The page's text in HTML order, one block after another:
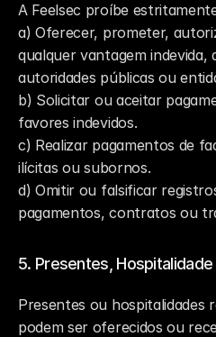
A Feelsec proíbe
a) Oferecer, prometer,
qualquer vantagem
autoridades públicas ou
b) Solicitar ou aceitar
favores indevidos.
c) Realizar pagamentos de
ilícitas ou subornos.
d) Omitir ou falsificar
pagamentos, contratos ou
5. Presentes,
Presentes ou hospitalidades
podem ser oferecidos ou